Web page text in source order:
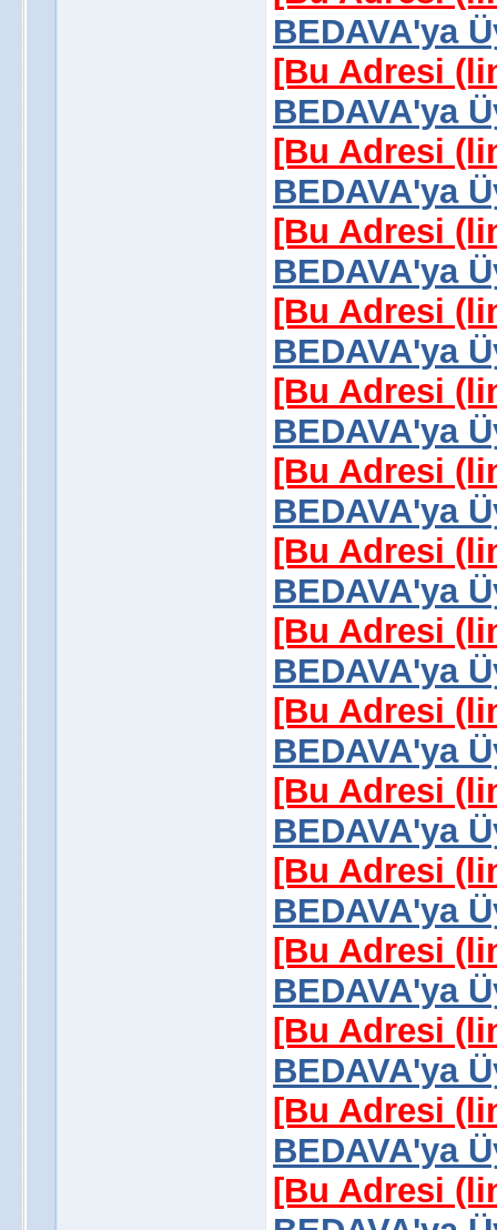
BEDAVA'ya
[Bu Adresi
BEDAVA'ya
[Bu Adresi
BEDAVA'ya
[Bu Adresi
BEDAVA'ya
[Bu Adresi
BEDAVA'ya
[Bu Adresi
BEDAVA'ya
[Bu Adresi
BEDAVA'ya
[Bu Adresi
BEDAVA'ya
[Bu Adresi
BEDAVA'ya
[Bu Adresi
BEDAVA'ya
[Bu Adresi
BEDAVA'ya
[Bu Adresi
BEDAVA'ya
[Bu Adresi
BEDAVA'ya
[Bu Adresi
BEDAVA'ya
[Bu Adresi
BEDAVA'ya
[Bu Adresi